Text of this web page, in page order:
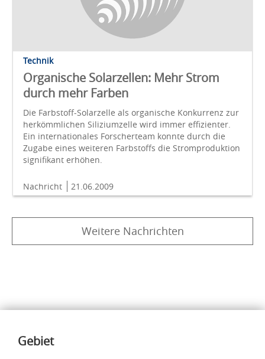
Technik
Organische Solarzellen: Mehr Strom
durch mehr Farben
Die Farbstoff-Solarzelle als organische Konkurrenz zur
herkömmlichen Siliziumzelle wird immer effizienter.
Ein internationales Forscherteam konnte durch die
Zugabe eines weiteren Farbstoffs die Stromproduktion
signifikant erhöhen.
Nachricht 21.06.2009
Weitere Nachrichten
Inhalte
Gebiet